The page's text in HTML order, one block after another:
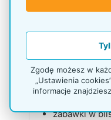
Dodatki,
torebki
opaski i
zabawki w
Zgodę możesz w
„Ustawienia
informacje